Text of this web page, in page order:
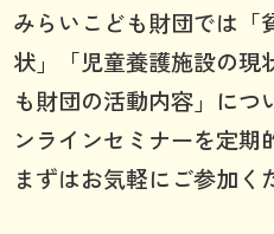
みらいこども財団では「
状」「児童養護施設の現
も財団の活動内容」につ
ンラインセミナーを定期
まずはお気軽にご参加く